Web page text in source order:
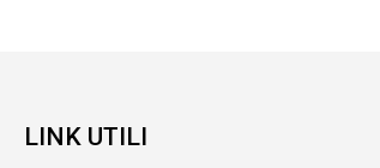
LINK UTILI